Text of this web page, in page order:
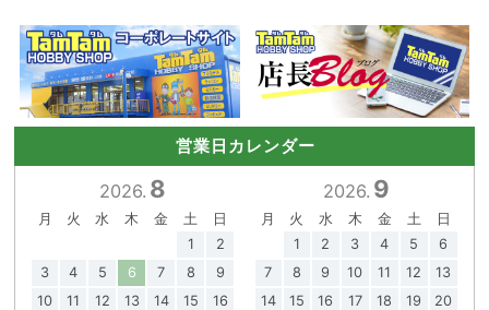
営業日カレンダー
2026. 8
月 火 水 木 金 土
日
1
2
3
4 5 6 7 8
9
10
11 12 13 14 15
16
2026. 9
月 火 水 木 金 土
日
1
2 3 4 5
6
7
8 9 10 11 12
13
14
15 16 17 18 19
20